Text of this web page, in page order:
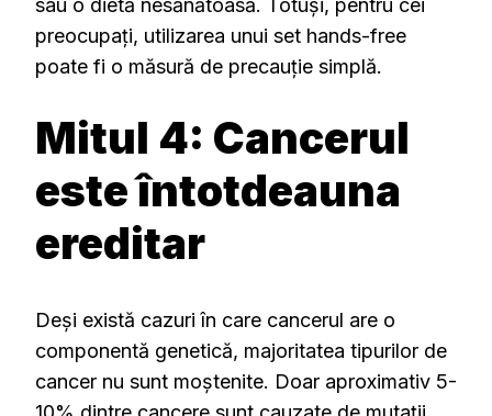
sau o dietă nesănătoasă. Totuși, pentru cei
preocupați, utilizarea unui set hands-free
poate fi o măsură de precauție simplă.
Mitul 4: Cancerul
este întotdeauna
ereditar
Deși există cazuri în care cancerul are o
componentă genetică, majoritatea tipurilor de
cancer nu sunt moștenite. Doar aproximativ 5-